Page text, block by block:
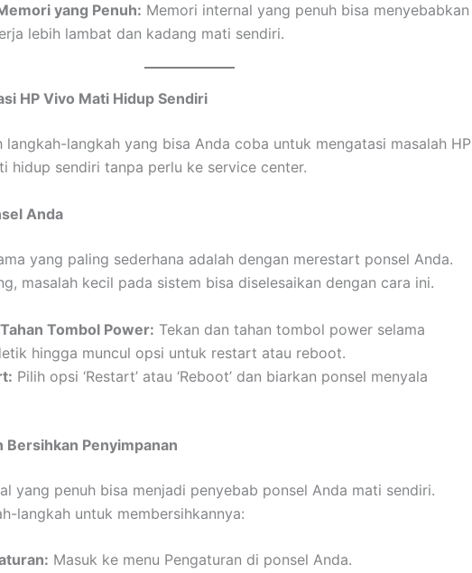
yang Penuh: Memori internal yang penuh bisa menyebabkan
lebih lambat dan kadang mati sendiri.
HP Vivo Mati Hidup Sendiri
langkah-langkah yang bisa Anda coba untuk mengatasi masalah HP
hidup sendiri tanpa perlu ke service center.
Anda
yang paling sederhana adalah dengan merestart ponsel Anda.
masalah kecil pada sistem bisa diselesaikan dengan cara ini.
Tombol Power: Tekan dan tahan tombol power selama
hingga muncul opsi untuk restart atau reboot.
Pilih opsi ‘Restart’ atau ‘Reboot’ dan biarkan ponsel menyala
Bersihkan Penyimpanan
yang penuh bisa menjadi penyebab ponsel Anda mati sendiri.
langkah untuk membersihkannya:
Masuk ke menu Pengaturan di ponsel Anda.